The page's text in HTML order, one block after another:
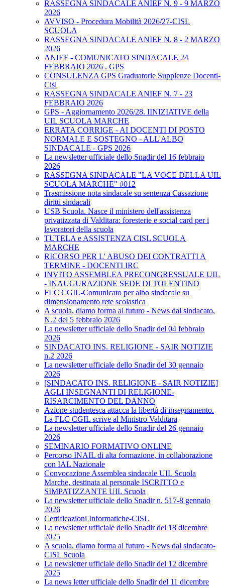
RASSEGNA SINDACALE ANIEF N. 9 - 9 MARZO
2026
AVVISO - Procedura Mobilità 2026/27-CISL
SCUOLA
RASSEGNA SINDACALE ANIEF N. 8 - 2 MARZO
2026
ANIEF - COMUNICATO SINDACALE 24
FEBBRAIO 2026 . GPS
CONSULENZA GPS Graduatorie Supplenze Docenti-
Cisl
RASSEGNA SINDACALE ANIEF N. 7 - 23
FEBBRAIO 2026
GPS - Aggiornamento 2026/28. IINIZIATIVE della
UIL SCUOLA MARCHE
ERRATA CORRIGE - AI DOCENTI DI POSTO
NORMALE E SOSTEGNO - ALL'ALBO
SINDACALE - GPS 2026
La newsletter ufficiale dello Snadir del 16 febbraio
2026
RASSEGNA SINDACALE "LA VOCE DELLA UIL
SCUOLA MARCHE" #012
Trasmissione nota sindacale su sentenza Cassazione
diritti sindacali
USB Scuola. Nasce il ministero dell'assistenza
privatizzata di Valditara: foresterie e social card per i
lavoratori della scuola
TUTELA e ASSISTENZA CISL SCUOLA
MARCHE
RICORSO PER L' ABUSO DEI CONTRATTI A
TERMINE - DOCENTI IRC
INVITO ASSEMBLEA PRECONGRESSUALE UIL
- INAUGURAZIONE SEDE DI TOLENTINO
FLC CGIL-Comunicato per albo sindacale su
dimensionamento rete scolastica
A scuola, diamo forma al futuro - News dal sindacato,
N.2 del 5 febbraio 2026
La newsletter ufficiale dello Snadir del 04 febbraio
2026
SINDACATO INS. RELIGIONE - SAIR NOTIZIE
n.2 2026
La newsletter ufficiale dello Snadir del 30 gennaio
2026
[SINDACATO INS. RELIGIONE - SAIR NOTIZIE]
AGLI INSEGNANTI DI RELIGIONE-
RISARCIMENTO DEL DANNO
Azione studentesca attacca la libertà di insegnamento.
La FLC CGIL scrive al Ministro Valditara
La newsletter ufficiale dello Snadir del 26 gennaio
2026
SEMINARIO FORMATIVO ONLINE
Percorso INAIL di alta formazione, in collaborazione
con IAL Nazionale
Convocazione Assemblea sindacale UIL Scuola
Marche, destinata al personale ISCRITTO e
SIMPATIZZANTE UIL Scuola
La newsletter ufficiale dello Snadir n. 517-8 gennaio
2026
Certificazioni Informatiche-CISL
La newsletter ufficiale dello Snadir del 18 dicembre
2025
A scuola, diamo forma al futuro - News dal sindacato-
CISL Scuola
La newsletter ufficiale dello Snadir del 12 dicembre
2025
La news letter ufficiale dello Snadir del 11 dicembre